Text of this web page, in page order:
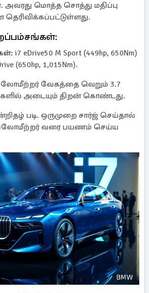
அவரது மொத்த சொத்து மதிப்பு
தெரிவிக்கப்பட்டுள்ளது.
i7 eDrive50 M Sport (449hp, 650Nm)
(650hp, 1,015Nm).
வேகத்தை வெறும் 3.7
அடையும் திறன் கொண்டது.
படி. ஒருமுறை சார்ஜ் செய்தால்
கிலோமீற்றர் வரை பயணம் செய்ய